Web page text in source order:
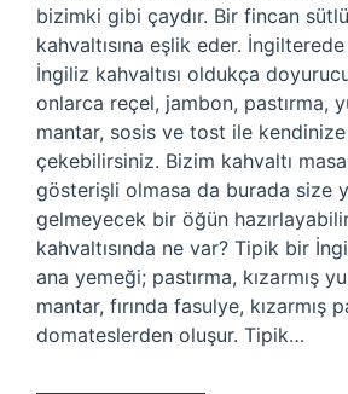
bizimki gibi çaydır. Bir fincan
kahvaltısına eşlik eder.
İngiliz kahvaltısı oldukça
onlarca reçel, jambon, pastırma,
mantar, sosis ve tost ile
çekebilirsiniz. Bizim kahvaltı
gösterişli olmasa da burada size
gelmeyecek bir öğün
kahvaltısında ne var? Tipik bir
ana yemeği; pastırma, kızarmış
mantar, fırında fasulye, kızarmış
domateslerden oluşur. Tipik…